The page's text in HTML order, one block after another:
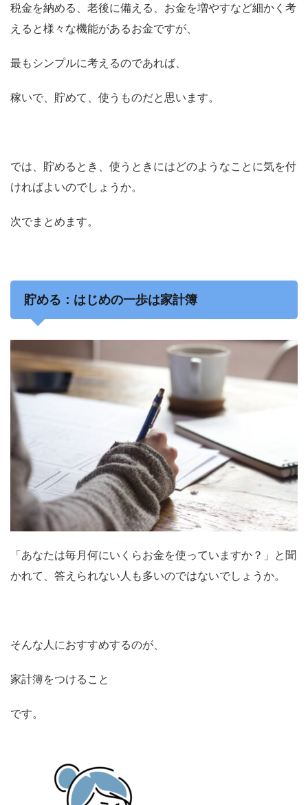
税金を納める、老後に備える、お金を増やすなど細かく考
えると様々な機能があるお金ですが、
最もシンプルに考えるのであれば、
稼いで、貯めて、使うものだと思います。
では、 貯めるとき、使うときにはどのようなことに気を付
ければよいのでしょうか。
次でまとめます。
貯める：はじめの一歩は家計簿
「あなたは毎月何にいくらお金を使っていますか？」と聞
かれて、答えられない人も多いのではないでしょうか。
そんな人におすすめするのが、
家計簿をつけること
です。